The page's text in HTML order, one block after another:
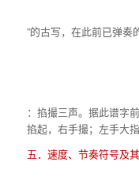
”的古写，在此前已弹奏
：掐撮三声。据此谱字
掐起，右手撮；左手大
五．速度、节奏符号及